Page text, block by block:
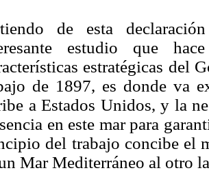
de esta
estudio que
estratégicas del
de 1897, es donde va
a Estados Unidos, y la
en este mar para
del trabajo concibe el
Mar Mediterráneo al otro